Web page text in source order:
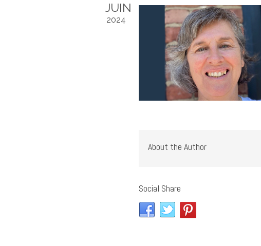
JUIN
2024
About the Author
Social Share